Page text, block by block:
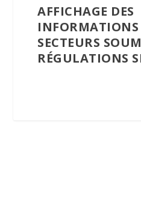
AFFICHAGE DES
INFORMATIONS
SECTEURS
RÉGULATIONS